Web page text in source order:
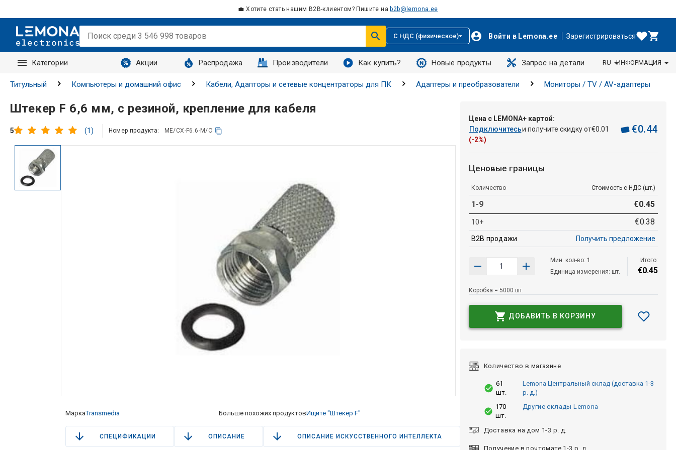
💼 Хотите стать нашим B2B-клиентом? Пишите на b2b@lemona.ee
С НДС (физическое) Войти в Lemona.ee Зарегистрироваться
Категории Акции Распродажа Производители Как купить? Новые продукты Запрос на детали
Запросы
RU ИНФОРМАЦИЯ
Титульный Компьютеры и домашний офис Кабели, Адапторы и сетевые концентраторы для ПК Адаптеры и преобразователи Мониторы / TV / AV-адаптеры
Штекер F 6,6 мм, с резиной, крепление для кабеля
5 (1) Номер продукта: ME/CX-F6.6-M/O
МаркаTransmedia Больше похожих продуктовИщите "Штекер F"
СПЕЦИФИКАЦИИ ОПИСАНИЕ ОПИСАНИЕ ИСКУССТВЕННОГО ИНТЕЛЛЕКТА
Цена с LEMONA+ картой:
Подключитесьи получите скидку от€0 01
(-2%)
€0.44
Ценовые границы
Количество Стоимость с НДС (шт.)
1-9 €0.45
10+ €0.38
B2B продажи Получить предложение
Мин. кол-во: 1
Единица измерения: шт.
Итого:
€0.45
Коробка = 5000 шт.
ДОБАВИТЬ В КОРЗИНУ
Количество в магазине
61
шт.
Lemona Центральный склад (доставка 1-3
р. д.)
170
шт.
Другие склады Lemona
Доставка на дом 1-3 р. д.
Получение в почтомате 1-3 р. д.